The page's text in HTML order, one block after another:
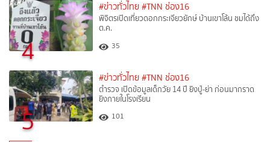
4
#ข่าวทั่วไทย #TNN ช่อง16
พิจิตรเปิดเที่ยวดอกกระเจียวยักษ์ บ้านเขาโล้น ชมได้ถึง
ต.ค.
35
5
#ข่าวทั่วไทย #TNN ช่อง16
ตำรวจ เปิดข้อมูลเด็กวัย 14 ปี ยิงปู่-ย่า ก่อนมากราด
ยิงภายในโรงเรียน
101